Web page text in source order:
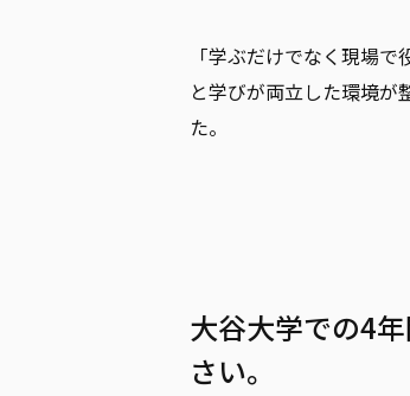
「学ぶだけでなく現場
と学びが両立した環境が
た。
大谷大学での4
さい。